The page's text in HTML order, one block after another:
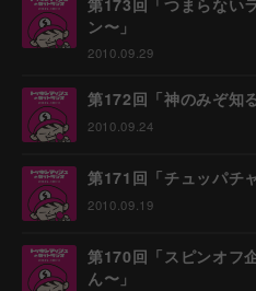
ン〜」
2010.09.29
第172回「神のみぞ知
2010.09.24
第171回「チュッパチ
2010.09.19
第170回「スピンオフ
ん〜」